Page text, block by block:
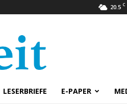
20.5 C
LESERBRIEFE E-PAPER